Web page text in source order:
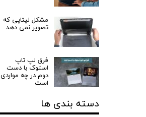
مشکل لپتاپی که
تصویر نمی دهد
فرق لپ‌ تاپ
استوک با دست
دوم در چه مواردی
است
دسته بندی ها